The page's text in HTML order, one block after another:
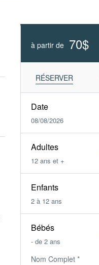
à partir de 70$
RÉSERVER
Date
08/08/2026
Adultes
12 ans et +
Enfants
2 à 12 ans
Bébés
- de 2 ans
Nom Complet *